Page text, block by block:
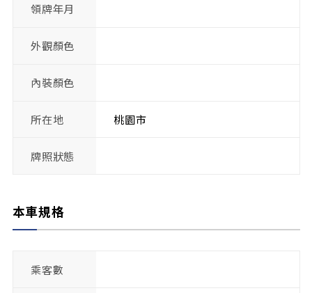
領牌年月
外觀顏色
內裝顏色
所在地 桃園市
牌照狀態
本車規格
乘客數